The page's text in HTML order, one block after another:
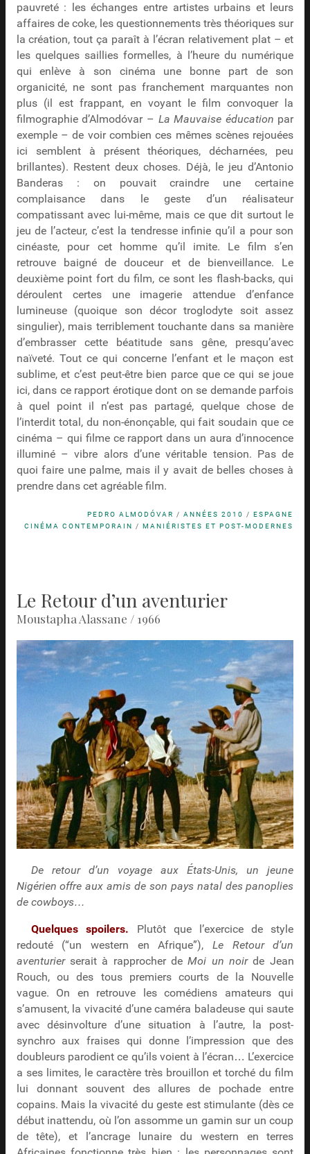
pauvreté : les échanges entre artistes urbains et leurs
affaires de coke, les questionnements très théoriques sur
la création, tout ça paraît à l’écran relativement plat – et
les quelques saillies formelles, à l’heure du numérique
qui enlève à son cinéma une bonne part de son
organicité, ne sont pas franchement marquantes non
plus (il est frappant, en voyant le film convoquer la
filmographie d’Almodóvar – La Mauvaise éducation par
exemple – de voir combien ces mêmes scènes rejouées
ici semblent à présent théoriques, décharnées, peu
brillantes). Restent deux choses. Déjà, le jeu d’Antonio
Banderas : on pouvait craindre une certaine
complaisance dans le geste d’un réalisateur
compatissant avec lui-même, mais ce que dit surtout le
jeu de l’acteur, c’est la tendresse infinie qu’il a pour son
cinéaste, pour cet homme qu’il imite. Le film s’en
retrouve baigné de douceur et de bienveillance. Le
deuxième point fort du film, ce sont les flash-backs, qui
déroulent certes une imagerie attendue d’enfance
lumineuse (quoique son décor troglodyte soit assez
singulier), mais terriblement touchante dans sa manière
d’embrasser cette béatitude sans gêne, presqu’avec
naïveté. Tout ce qui concerne l’enfant et le maçon est
sublime, et c’est peut-être bien parce que ce qui se joue
ici, dans ce rapport érotique dont on se demande parfois
à quel point il n’est pas partagé, quelque chose de
l’interdit total, du non-énonçable, qui fait soudain que ce
cinéma – qui filme ce rapport dans un aura d’innocence
illuminé – vibre alors d’une véritable tension. Pas de
quoi faire une palme, mais il y avait de belles choses à
prendre dans cet agréable film.
PEDRO ALMODÓVAR /ANNÉES 2010 /ESPAGNE
CINÉMA CONTEMPORAIN /MANIÉRISTES ET POST-MODERNES
Le Retour d’un aventurier
Moustapha Alassane / 1966
De retour d’un voyage aux États-Unis, un jeune
Nigérien offre aux amis de son pays natal des panoplies
de cowboys…
Quelques spoilers. Plutôt que l’exercice de style
redouté (“un western en Afrique”),Le Retour d’un
aventurierserait à rapprocher deMoi un noirde Jean
Rouch, ou des tous premiers courts de la Nouvelle
vague. On en retrouve les comédiens amateurs qui
s’amusent, la vivacité d’une caméra baladeuse qui saute
avec désinvolture d’une situation à l’autre, la post-
synchro aux fraises qui donne l’impression que des
doubleurs parodient ce qu’ils voient à l’écran… L’exercice
a ses limites, le caractère très brouillon et torché du film
lui donnant souvent des allures de pochade entre
copains. Mais la vivacité du geste est stimulante (dès ce
début inattendu, où l’on assomme un gamin sur un coup
de tête), et l’ancrage lunaire du western en terres